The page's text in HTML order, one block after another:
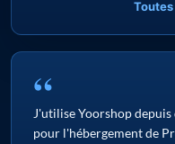
“
J'utilise Yoorshop depuis
pour l'hébergement de